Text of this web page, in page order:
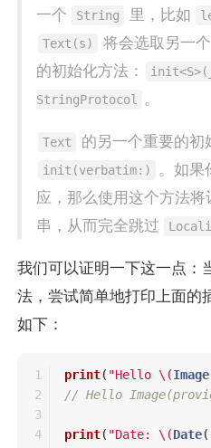
一个
String 里，比如
Text(s) 将会选取另一
的初始化方法：
StringProtocol
。
Text 的另一个重要的初
init(verbatim:)
。如果
应，那么使用这个方法
串，从而完全跳过
我们可以证明一下这一点：
法，尝试简单地打印上面的
如下：
1
2
3
4
print( "Hello \(Image
// Hello
print( "Date: \(Date